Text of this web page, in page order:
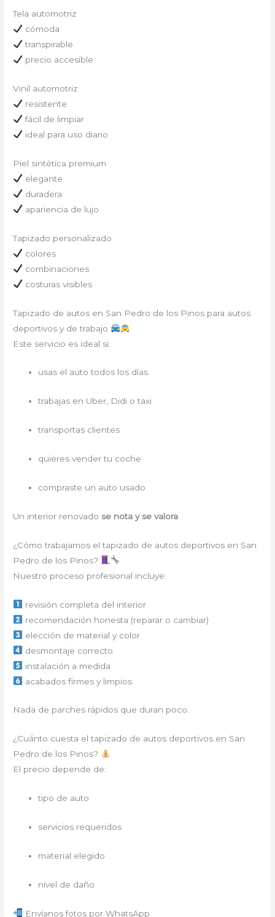
Tela automotriz
cómoda
transpirable
precio accesible
Vinil automotriz
resistente
fácil de limpiar
ideal para uso diario
Piel sintética premium
elegante
duradera
apariencia de lujo
Tapizado personalizado
colores
combinaciones
costuras visibles
Tapizado de autos en San Pedro de los Pinos para autos
deportivos y de trabajo
Este servicio es ideal si:
usas el auto todos los días
trabajas en Uber, Didi o taxi
transportas clientes
quieres vender tu coche
compraste un auto usado
Un interior renovado se nota y se valora
¿Cómo trabajamos el tapizado de autos deportivos en San
Pedro de los Pinos?
Nuestro proceso profesional incluye:
revisión completa del interior
recomendación honesta (reparar o cambiar)
elección de material y color
desmontaje correcto
instalación a medida
acabados firmes y limpios
Nada de parches rápidos que duran poco.
¿Cuánto cuesta el tapizado de autos deportivos en San
Pedro de los Pinos?
El precio depende de:
tipo de auto
servicios requeridos
material elegido
nivel de daño
Envíanos fotos por WhatsApp